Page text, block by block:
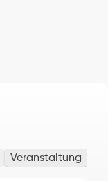
Veranstaltung